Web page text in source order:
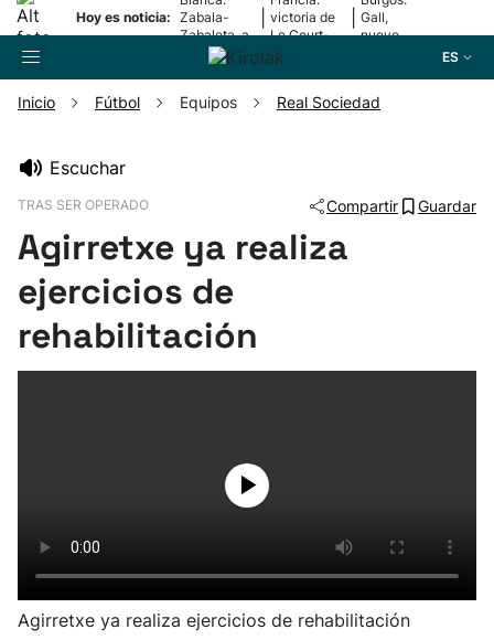
Hoy es noticia: Zabala-
Zabaleta, a
la final
victoria de
Le Court-
Pienaar
Gall,
nuevo
ES
Pelota
Remo
Inicio Fútbol Equipos Real Sociedad
Escuchar
TRAS SER OPERADO Compartir Guardar
Agirretxe ya realiza
ejercicios de
rehabilitación
Agirretxe ya realiza ejercicios de rehabilitación